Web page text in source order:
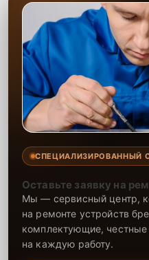
СПЕЦИАЛИЗИРОВАННЫЙ
Оставьте заявку на
Мы — сервисный центр,
на ремонте устройств
комплектующие,
на каждую работу.